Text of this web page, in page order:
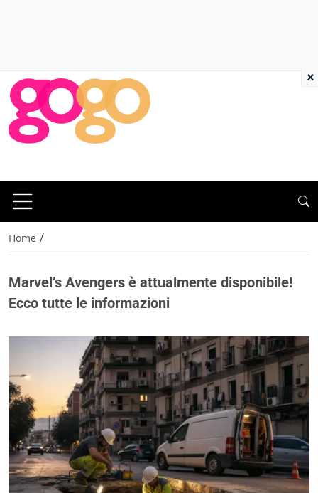
Home /
Marvel’s Avengers è attualmente disponibile!
Ecco tutte le informazioni
×